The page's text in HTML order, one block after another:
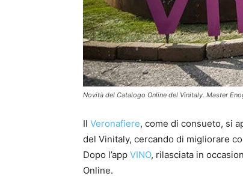
Novità del Catalogo Online del Vinitaly. Master
Il Veronafiere, come di consueto, si
del Vinitaly, cercando di migliorare
Dopo l’app VINO, rilasciata in
Online.